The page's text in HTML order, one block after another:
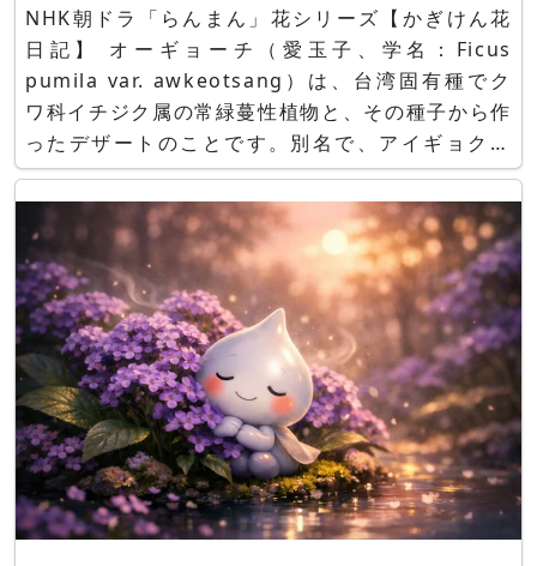
NHK朝ドラ「らんまん」花シリーズ【かぎけん花
日記】 オーギョーチ（愛玉子、学名：Ficus
pumila var. awkeotsang）は、台湾固有種でク
ワ科イチジク属の常緑蔓性植物と、その種子から作
ったデザートのことです。別名で、アイギョクシ
（愛玉子、ò-giô-chí、台湾語）や、アイギョク
シ、アイギョクシイタビ、カンテンイタビ、Ai-yu
Jelly（アイユィゼリー、愛玉ゼリー）とも